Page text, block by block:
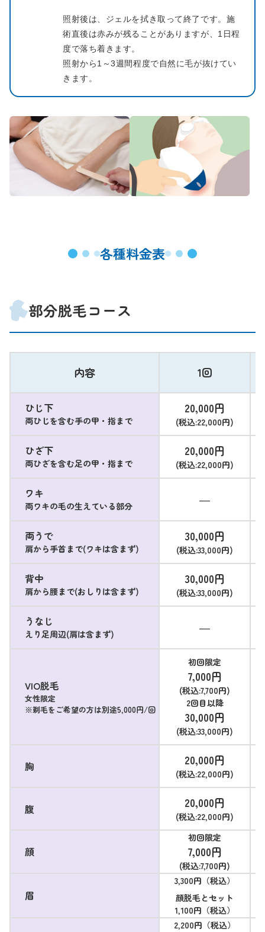
照射後は、ジェルを拭き取って終了です。施
術直後は赤みが残ることがありますが、1日程
度で落ち着きます。
照射から1～3週間程度で自然に毛が抜けてい
きます。
各種料金表
部分脱毛コース
内容 1回
ひじ下
両ひじを含む手の甲・指まで
20,000円
(税込:22,000円)
ひざ下
両ひざを含む足の甲・指まで
20,000円
(税込:22,000円)
ワキ
両ワキの毛の生えている部分 ―
両うで
肩から手首まで(ワキは含まず)
30,000円
(税込:33,000円)
背中
肩から腰まで(おしりは含まず)
30,000円
(税込:33,000円)
うなじ
えり足周辺(肩は含まず) ―
VIO脱毛
女性限定
※剃毛をご希望の方は別途5,000円/回
初回限定
7,000円
(税込:7,700円)
2回目以降
30,000円
(税込:33,000円)
胸 20,000円
(税込:22,000円)
腹 20,000円
(税込:22,000円)
顔
初回限定
7,000円
(税込:7,700円)
眉
3,300円（税込）
顔脱毛とセット
1,100円（税込）
2,200円（税込）